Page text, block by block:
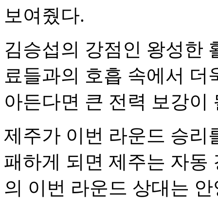
보여줬다.
김승섭의 강점인 왕성한
료들과의 호흡 속에서
아든다면 큰 전력 보강이
제주가 이번 라운드 승리
패하게 되면 제주는 자동
의 이번 라운드 상대는